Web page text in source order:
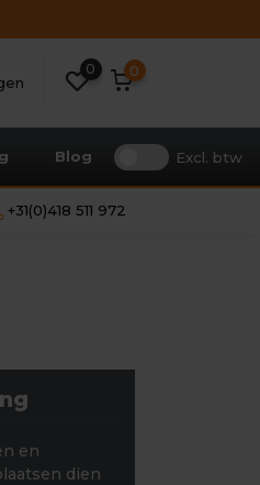
0 0
Blog Excl. btw
+31(0)418 511 972
en
dien